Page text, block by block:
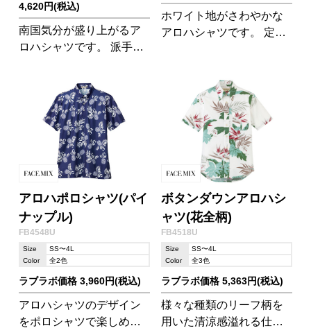
4,620円(税込)
南国気分が盛り上がるア
ロハシャツです。 派手で
議。 飲食店、イベントス
タッフ、宿泊施設のユニ
フォームとしてぜひどう
ホワイト地がさわやかな
アロハシャツです。 定番
ミガメ模様がユニーク!
アロハポロシャツ(パイ
ナップル)
FB4548U
Size
SS〜4L
Color
全2色
ラブラボ価格 3,960円(税込)
アロハシャツのデザイン
をポロシャツで楽しめる
ボタンダウンアロハシ
ャツ(花全柄)
FB4518U
Size
SS〜4L
Color
全3色
ラブラボ価格 5,363円(税込)
様々な種類のリーフ柄を
用いた清涼感溢れる仕上